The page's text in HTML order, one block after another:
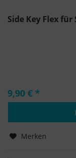
Side Key Flex für
9,90 € *
Merken